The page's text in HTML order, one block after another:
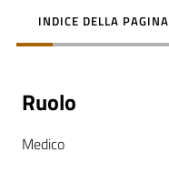
a
INDICE DELLA PAGINA
Ruolo
Medico